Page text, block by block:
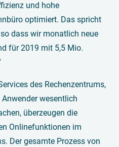
und hohe
optimiert. Das spricht
dass wir monatlich neue
für 2019 mit 5,5 Mio.
des Rechenzentrums,
wesentlich
überzeugen die
Onlinefunktionen im
Der gesamte Prozess von